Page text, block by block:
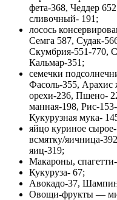
фета-368, Чеддер
сливочный- 191;
лосось
Семга 587, Судак-
Скумбрия-551-770,
Кальмар-351;
семечки
Фасоль-355, Арахис
орехи-236, Пшено-
манная-198, Рис-
Кукурузная мука-
яйцо куриное
всмятку/яичница-
яиц-319;
Макароны,
Кукуруза- 67;
Авокадо-37,
Овощи-фрукты —